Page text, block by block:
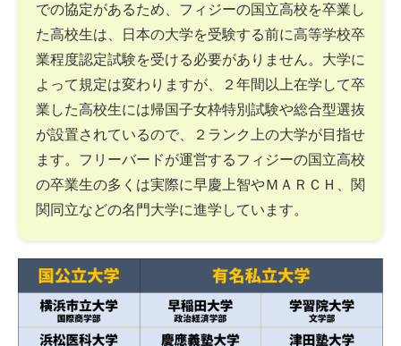
での協定があるため、フィジーの国立高校を卒業し
た高校生は、日本の大学を受験する前に高等学校卒
業程度認定試験を受ける必要がありません。大学に
よって規定は変わりますが、２年間以上在学して卒
業した高校生には帰国子女枠特別試験や総合型選抜
が設置されているので、２ランク上の大学が目指せ
ます。フリーバードが運営するフィジーの国立高校
の卒業生の多くは実際に早慶上智やＭＡＲＣＨ、関
関同立などの名門大学に進学しています。